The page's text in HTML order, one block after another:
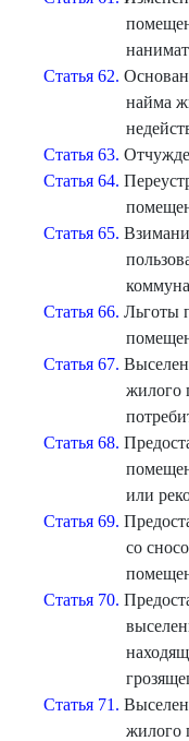
Статья 62.
найма
Статья 63.
Статья 64.
Статья 65.
Статья 66. Льготы
Статья 67.
жилого
Статья 68.
или
Статья 69.
со
Статья 70.
Статья 71.
жилого